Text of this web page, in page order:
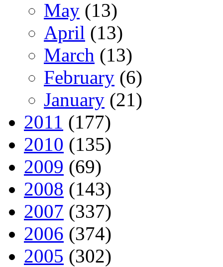
May (13)
April (13)
March (13)
February (6)
January (21)
2011 (177)
2010 (135)
2009 (69)
2008 (143)
2007 (337)
2006 (374)
2005 (302)